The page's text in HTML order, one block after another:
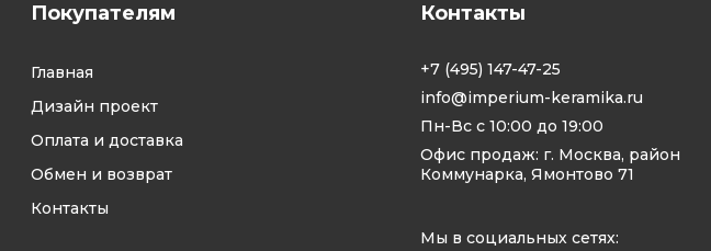
Покупателям
Главная
Дизайн проект
Оплата и доставка
Обмен и возврат
Контакты
Контакты
+7 (495) 147-47-25
info@imperium-keramika.ru
Пн-Вс с 10:00 до 19:00
Офис продаж: г. Москва, район
Коммунарка, Ямонтово 71
Мы в социальных сетях: